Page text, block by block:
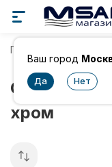
Ваш город
Главная
Смесители
хром